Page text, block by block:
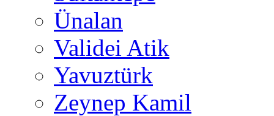
Ünalan
Validei Atik
Yavuztürk
Zeynep Kamil